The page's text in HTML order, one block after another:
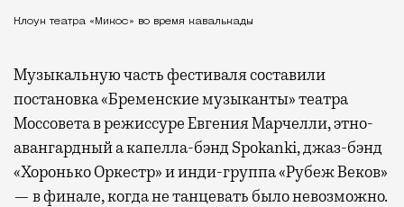
Клоун театра «Микос» во время кавалькады
Музыкальную часть фестиваля составили
постановка «Бременские музыканты» театра
Моссовета в режиссуре Евгения Марчелли, этно-
авангардный а капелла-бэнд Spokanki, джаз-бэнд
«Хоронько Оркестр» и инди-группа «Рубеж Веков»
— в финале, когда не танцевать было невозможно.